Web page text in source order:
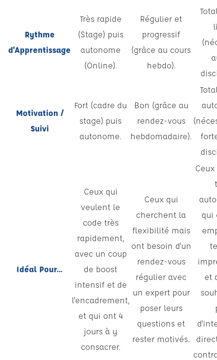
Rythme
d'Apprentissage
Très rapide
(Stage) puis
autonome
(Online).
Régulier et
progressif
(grâce au cours
hebdo).
Motivation /
Suivi
Fort (cadre du
stage) puis
autonome.
Bon (grâce au
rendez-vous
hebdomadaire).
Idéal Pour...
Ceux qui
veulent le
code très
rapidement,
avec un coup
de boost
intensif et de
l'encadrement,
et qui ont 4
jours à y
consacrer.
Ceux qui
cherchent la
flexibilité mais
ont besoin d'un
rendez-vous
régulier avec
un expert pour
poser leurs
questions et
rester motivés.
qui
et